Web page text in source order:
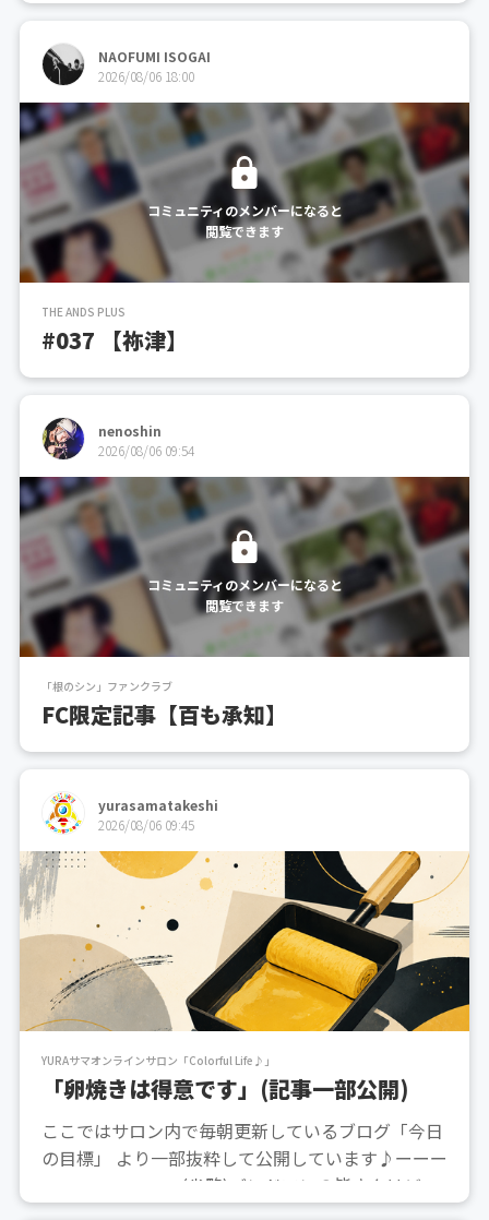
NAOFUMI ISOGAI
2026/08/06 18:00
コミュニティのメンバーになると
閲覧できます
THE ANDS PLUS
#037 【祢津】
nenoshin
2026/08/06 09:54
コミュニティのメンバーになると
閲覧できます
「根のシン」ファンクラブ
FC限定記事【百も承知】
yurasamatakeshi
2026/08/06 09:45
YURAサマオンラインサロン「Colorful Life♪」
「卵焼きは得意です」(記事一部公開)
ここではサロン内で毎朝更新しているブログ「今日
の目標」 より一部抜粋して公開しています♪ーーー
ーーーーーーーー(省略)バンドマンの皆さんはどう
やって保管してるんだろうなぁ。古い物はどんどん